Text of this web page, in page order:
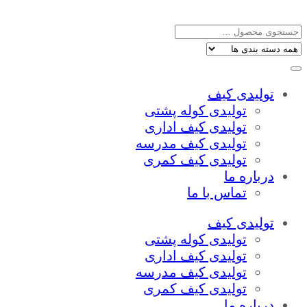
تولیدی کیف
تولیدی کوله پشتی
تولیدی کیف اداری
تولیدی کیف مدرسه
تولیدی کیف کمری
درباره ما
تماس با ما
تولیدی کیف
تولیدی کوله پشتی
تولیدی کیف اداری
تولیدی کیف مدرسه
تولیدی کیف کمری